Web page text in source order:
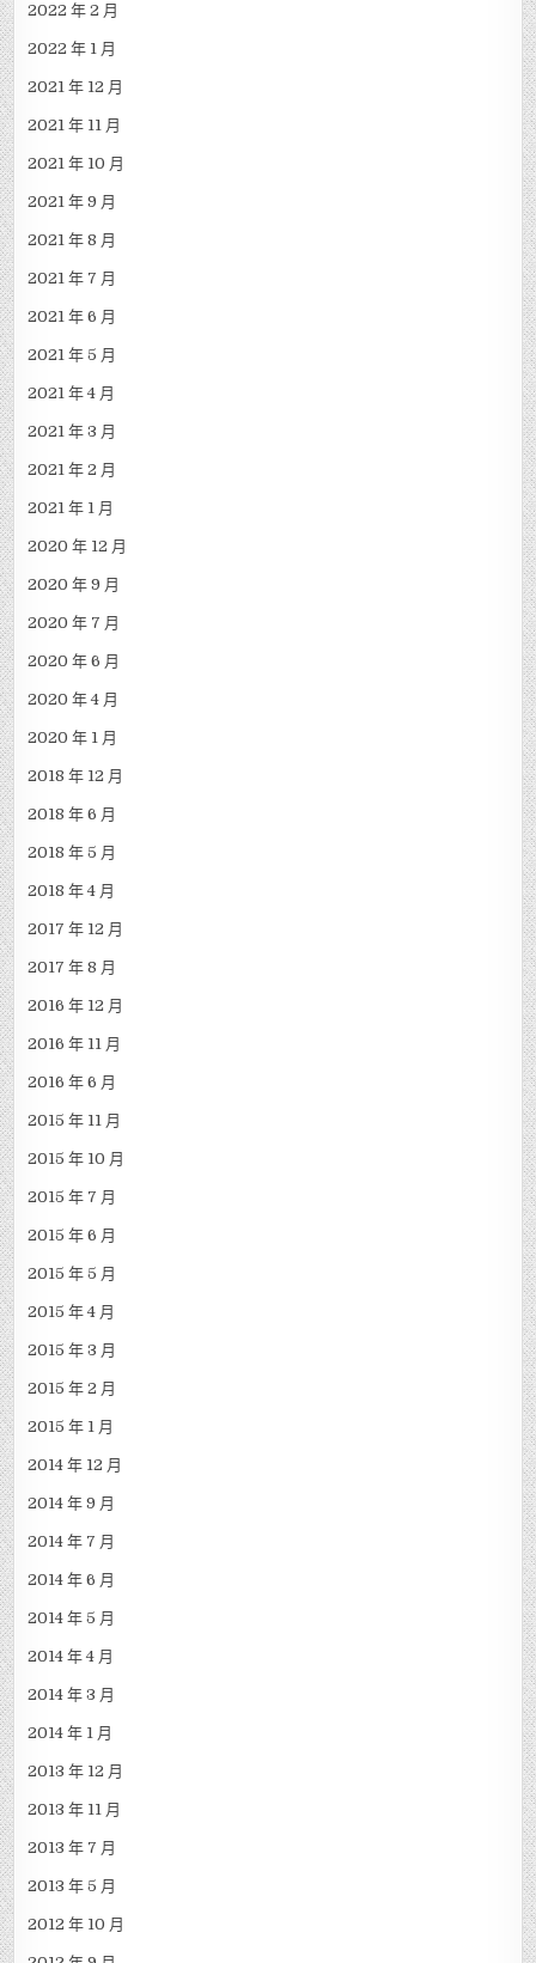
2022 年 2 月
2022 年 1 月
2021 年 12 月
2021 年 11 月
2021 年 10 月
2021 年 9 月
2021 年 8 月
2021 年 7 月
2021 年 6 月
2021 年 5 月
2021 年 4 月
2021 年 3 月
2021 年 2 月
2021 年 1 月
2020 年 12 月
2020 年 9 月
2020 年 7 月
2020 年 6 月
2020 年 4 月
2020 年 1 月
2018 年 12 月
2018 年 6 月
2018 年 5 月
2018 年 4 月
2017 年 12 月
2017 年 8 月
2016 年 12 月
2016 年 11 月
2016 年 6 月
2015 年 11 月
2015 年 10 月
2015 年 7 月
2015 年 6 月
2015 年 5 月
2015 年 4 月
2015 年 3 月
2015 年 2 月
2015 年 1 月
2014 年 12 月
2014 年 9 月
2014 年 7 月
2014 年 6 月
2014 年 5 月
2014 年 4 月
2014 年 3 月
2014 年 1 月
2013 年 12 月
2013 年 11 月
2013 年 7 月
2013 年 5 月
2012 年 10 月